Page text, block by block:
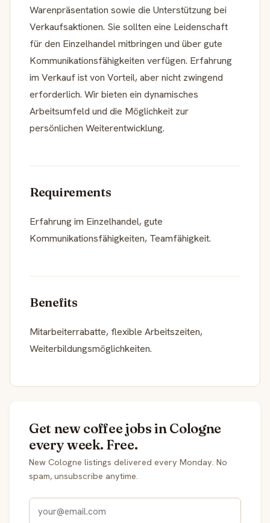
Warenpräsentation sowie die Unterstützung bei
Verkaufsaktionen. Sie sollten eine Leidenschaft
für den Einzelhandel mitbringen und über gute
Kommunikationsfähigkeiten verfügen. Erfahrung
im Verkauf ist von Vorteil, aber nicht zwingend
erforderlich. Wir bieten ein dynamisches
Arbeitsumfeld und die Möglichkeit zur
persönlichen Weiterentwicklung.
Requirements
Erfahrung im Einzelhandel, gute
Kommunikationsfähigkeiten, Teamfähigkeit.
Benefits
Mitarbeiterrabatte, flexible Arbeitszeiten,
Weiterbildungsmöglichkeiten.
Get new coffee jobs in Cologne
every week. Free.
New Cologne listings delivered every Monday. No
spam, unsubscribe anytime.